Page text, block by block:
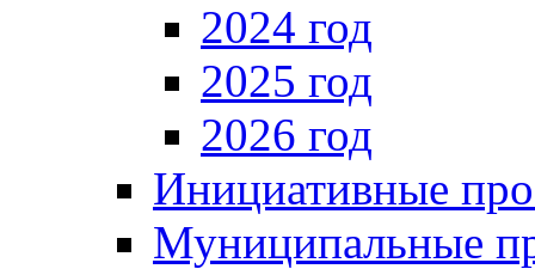
2024 год
2025 год
2026 год
Инициативные
Муниципальные